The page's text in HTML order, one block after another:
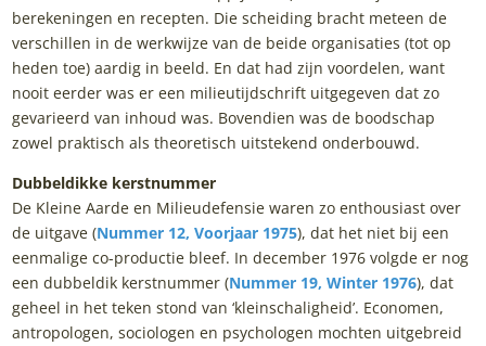
berekeningen en recepten. Die scheiding bracht meteen de
verschillen in de werkwijze van de beide organisaties (tot op
heden toe) aardig in beeld. En dat had zijn voordelen, want
nooit eerder was er een milieutijdschrift uitgegeven dat zo
gevarieerd van inhoud was. Bovendien was de boodschap
zowel praktisch als theoretisch uitstekend onderbouwd.
Dubbeldikke kerstnummer
De Kleine Aarde en Milieudefensie waren zo enthousiast over
de uitgave (Nummer 12, Voorjaar 1975), dat het niet bij een
eenmalige co-productie bleef. In december 1976 volgde er nog
een dubbeldik kerstnummer (Nummer 19, Winter 1976), dat
geheel in het teken stond van ‘kleinschaligheid’. Economen,
antropologen, sociologen en psychologen mochten uitgebreid